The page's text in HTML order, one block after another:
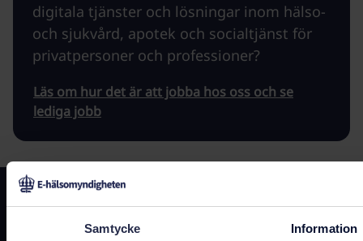
Samtycke Information
digitala tjänster och lösningar inom hälso-
och sjukvård, apotek och socialtjänst för
privatpersoner och professioner?
Läs om hur det är att jobba hos oss och se
lediga jobb
Kontakta oss